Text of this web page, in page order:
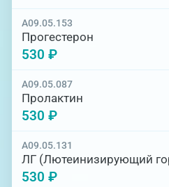
A09.05.153
Прогестерон
530 ₽
A09.05.087
Пролактин
530 ₽
A09.05.131
ЛГ (Лютеинизирующий
530 ₽